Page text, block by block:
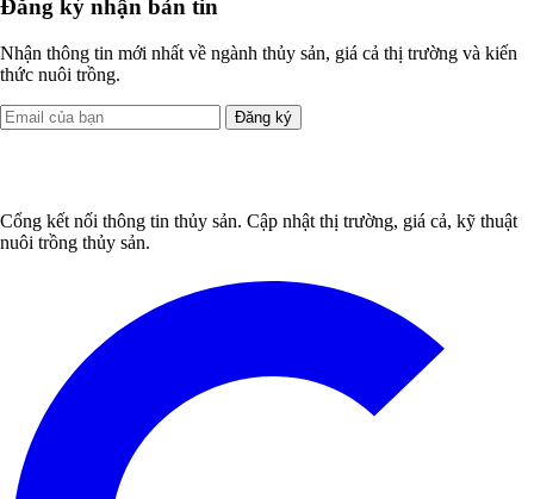
Đăng ký nhận bản tin
Nhận thông tin mới nhất về ngành thủy sản, giá cả thị trường và kiến
thức nuôi trồng.
Đăng ký
Cổng kết nối thông tin thủy sản. Cập nhật thị trường, giá cả, kỹ thuật
nuôi trồng thủy sản.